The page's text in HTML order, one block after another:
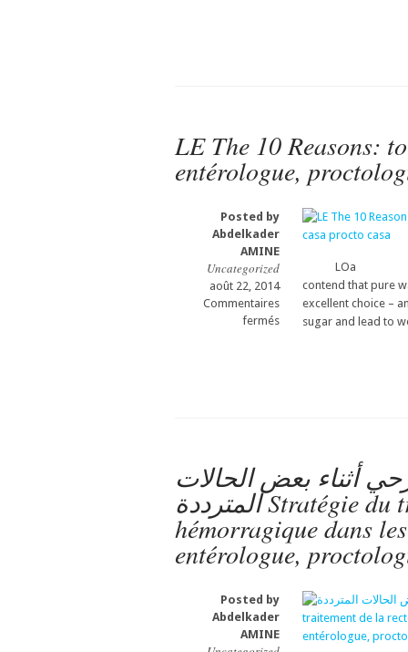
intestinaleGastro-
proctologue
casa
procto
casa
LE The 10 Reasons:
entérologue,
Posted by
Abdelkader
AMINE
Uncategorized
août 22, 2014
Commentaires
ferméssur
entérologue,
proctologue
gastro
casa
procto
casa
LOa 10
contend that pure
excellent choice –
sugar and lead to
أثناء بعض الحالات
المترددة Stratégie du traitement de la rectocolite
hémorragique dans
entérologue,
Posted by
Abdelkader
AMINE